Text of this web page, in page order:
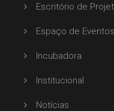
Escritório de
Espaço de Eventos
Incubadora
Institucional
Notícias